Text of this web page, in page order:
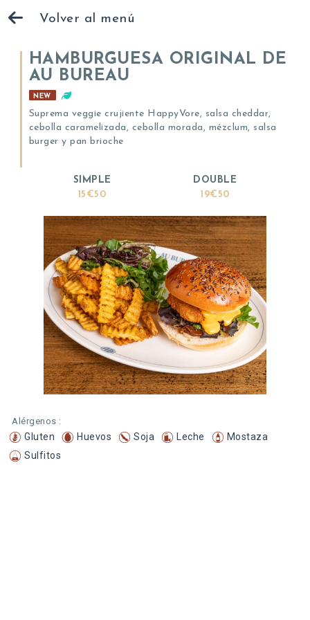
Volver al menú
HAMBURGUESA ORIGINAL DE
AU BUREAU
NEW
Suprema veggie crujiente HappyVore, salsa cheddar,
cebolla caramelizada, cebolla morada, mézclum, salsa
burger y pan brioche
SIMPLE
15€50
DOUBLE
19€50
Alérgenos :
Gluten Huevos Soja Leche
Mostaza
Sulfitos